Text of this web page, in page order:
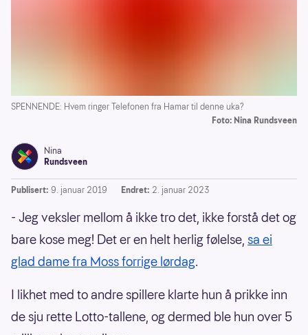
SPENNENDE: Hvem ringer Telefonen fra Hamar til denne uka?
Foto: Nina Rundsveen
Nina
Rundsveen
Publisert: 9. januar 2019 Endret: 2. januar 2023
- Jeg veksler mellom å ikke tro det, ikke forstå det og
bare kose meg! Det er en helt herlig følelse, sa ei
glad dame fra Moss forrige lørdag.
I likhet med to andre spillere klarte hun å prikke inn
de sju rette Lotto-tallene, og dermed ble hun over 5